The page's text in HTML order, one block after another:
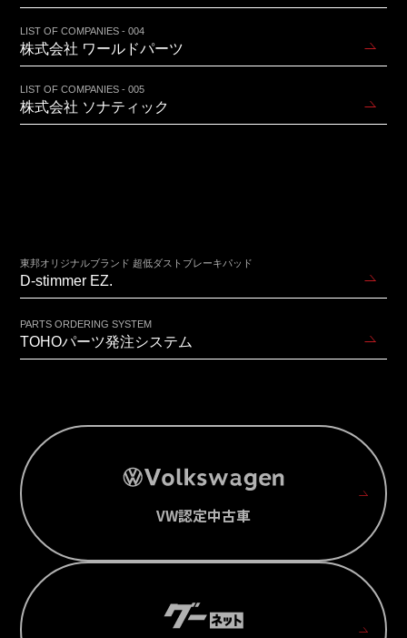
LIST OF COMPANIES - 004
株式会社 ワールドパーツ
LIST OF COMPANIES - 005
株式会社 ソナティック
東邦オリジナルブランド 超低ダストブレーキパッド
D-stimmer EZ.
PARTS ORDERING SYSTEM
TOHOパーツ発注システム
VW認定中古車